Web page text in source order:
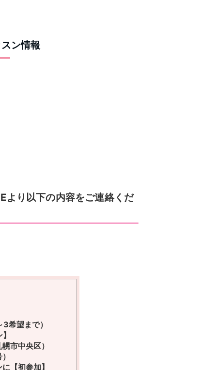
ン情報
より以下の内容をご連絡くだ
3希望まで）
市中央区）
【初参加】